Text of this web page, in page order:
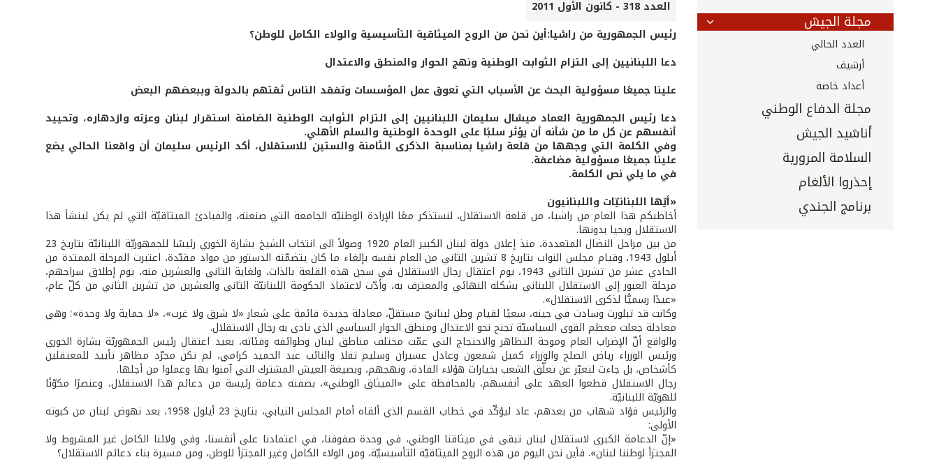
مجلة الجيش
العدد الحالي
أرشيف
أعداد خاصة
مجلة الدفاع الوطني
أناشيد الجيش
السلامة المرورية
إحذروا الألغام
برنامج الجندي
العدد 318 - كانون الأول 2011
رئيس الجمهورية من راشيا:أين نحن من الروح الميثاقية التأسيسية والولاء الكامل للوطن؟
دعا اللبنانيين إلى التزام الثوابت الوطنية ونهج الحوار والمنطق والاعتدال
علينا جميعًا مسؤولية البحث عن الأسباب التي تعوق عمل المؤسسات وتفقد الناس ثقتهم بالدولة وببعضهم البعض
دعا رئيس الجمهورية العماد ميشال سليمان اللبنانيين إلى التزام الثوابت الوطنية الضامنة استقرار لبنان وعزته وازدهاره، وتحييد
أنفسهم عن كل ما من شأنه أن يؤثر سلبًا على الوحدة الوطنية والسلم الأهلي.
وفي الكلمة التي وجهها من قلعة راشيا بمناسبة الذكرى الثامنة والستين للاستقلال، أكد الرئيس سليمان أن واقعنا الحالي يضع
علينا جميعًا مسؤولية مضاعفة.
في ما يلي نص الكلمة.
«أيّها اللبنانيّات واللبنانيون
أخاطبكم هذا العام من راشيا، من قلعة الاستقلال، لنستذكر معًا الإرادة الوطنيّة الجامعة التي صنعته، والمبادئ الميثاقيّة التي لم يكن لينشأ هذا
الاستقلال ويحيا بدونها.
من بين مراحل النضال المتعددة، منذ إعلان دولة لبنان الكبير العام 1920 وصولاً الى انتخاب الشيخ بشارة الخوري رئيسًا للجمهوريّة اللبنانيّة بتاريخ 23
أيلول 1943، وقيام مجلس النواب بتاريخ 8 تشرين الثاني من العام نفسه بإلغاء ما كان يتضمّنه الدستور من مواد مقيّدة، اعتبرت المرحلة الممتدة من
الحادي عشر من تشرين الثاني 1943، يوم اعتقال رجال الاستقلال في سجن هذه القلعة بالذات، ولغاية الثاني والعشرين منه، يوم إطلاق سراحهم،
مرحلة العبور إلى الاستقلال اللبناني بشكله النهائي والمعترف به، وأدّت لاعتماد الحكومة اللبنانيّة الثاني والعشرين من تشرين الثاني من كلّ عام،
«عيدًا رسميًّا لذكرى الاستقلال».
وكانت قد تبلورت وسادت في حينه، سعيًا لقيام وطن لبنانيّ مستقلّ، معادلة جديدة قائمة على شعار «لا شرق ولا غرب»، «لا حماية ولا وحدة»؛ وهي
معادلة جعلت معظم القوى السياسيّة تجنح نحو الاعتدال ومنطق الحوار السياسي الذي نادى به رجال الاستقلال.
والواقع أنّ الإضراب العام وموجة التظاهر والاحتجاج التي عمّت مختلف مناطق لبنان وطوائفه وفئاته، بعيد اعتقال رئيس الجمهوريّة بشارة الخوري
ورئيس الوزراء رياض الصلح والوزراء كميل شمعون وعادل عسيران وسليم تقلا والنائب عبد الحميد كرامي، لم تكن مجرّد مظاهر تأييد للمعتقلين
كأشخاص، بل جاءت لتعبّر عن تعلّق الشعب بخيارات هؤلاء القادة، ونهجهم، وبصيغة العيش المشترك التي آمنوا بها وعملوا من أجلها.
رجال الاستقلال قطعوا العهد على أنفسهم، بالمحافظة على «الميثاق الوطني»، بصفته دعامة رئيسة من دعائم هذا الاستقلال، وعنصرًا مكوّنًا
للهويّة اللبنانيّة.
والرئيس فؤاد شهاب من بعدهم، عاد ليؤكّد في خطاب القسم الذي ألقاه أمام المجلس النيابي، بتاريخ 23 أيلول 1958، بعد نهوض لبنان من كبوته
الأولى:
«إنّ الدعامة الكبرى لاستقلال لبنان تبقى في ميثاقنا الوطني، في وحدة صفوفنا، في اعتمادنا على أنفسنا، وفي ولائنا الكامل غير المشروط ولا
المجتزأ لوطننا لبنان». فأين نحن اليوم من هذه الروح الميثاقيّة التأسيسيّة، ومن الولاء الكامل وغير المجتزأ للوطن، ومن مسيرة بناء دعائم الاستقلال؟